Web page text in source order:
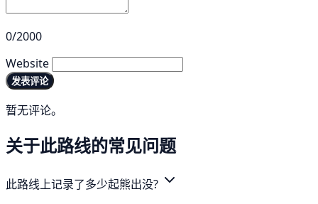
0/2000
Website
发表评论
暂无评论。
关于此路线的常见问题
此路线上记录了多少起熊出没?